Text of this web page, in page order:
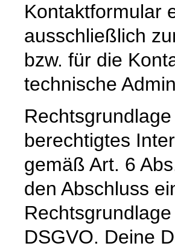
Kontaktformular
ausschließlich
bzw. für die
technische
berechtigtes
gemäß Art. 6
den Abschluss
DSGVO. Deine